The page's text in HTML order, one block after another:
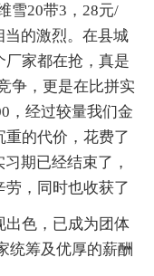
雪20带3，28元/
当的激烈。在县城
厂家都在抢，真是
争，更是在比拼实
，经过较量我们金
的代价，花费了
期已经结束了，
，同时也收获了
色，已成为团体
统筹及优厚的薪酬